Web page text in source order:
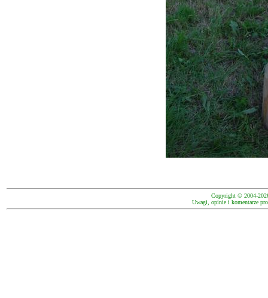
Copyright © 2004-
Uwagi, opinie i komentarze